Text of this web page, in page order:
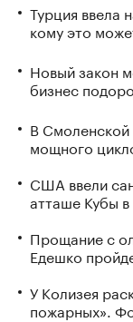
Турция ввела
кому это
Новый закон
бизнес
В
мощного
США ввели
атташе Кубы
Прощание с
Едешко
У Колизея
пожарных».